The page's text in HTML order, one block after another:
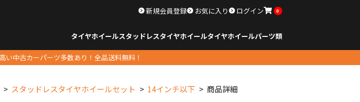
新規会員登録 お気に入り ログイン 0
タイヤホイールスタッドレスタイヤホイールタイヤホイールパーツ類
い中古カーパーツ多数あり！全品送料無料！
スタッドレスタイヤホイールセット 14インチ以下 商品詳細